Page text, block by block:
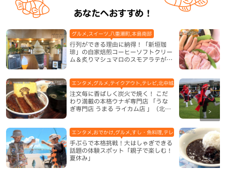
あなたへおすすめ！
行列ができる理由に納得！「新垣珈
琲」の自家焙煎コーヒーソフトクリー
ム＆炙りマシュマロのスモアラテが絶
グルメ,スイーツ,八重瀬町,本島南部
注文毎に香ばしく炭火で焼く！ こだ
わり満載の本格ウナギ専門店 「うな
ぎ専門店 うまる ライカム店 」（北中
エンタメ,グルメ,テイクアウト,テレビ,北中城村,和食・日本料理,地
手ぶらで本格挑戦！大はしゃぎできる
話題の体験スポット「親子で楽しむ！
夏休み」
エンタメ,おでかけ,グルメ,すし・魚料理,テレビ,体験,北谷町,地域,